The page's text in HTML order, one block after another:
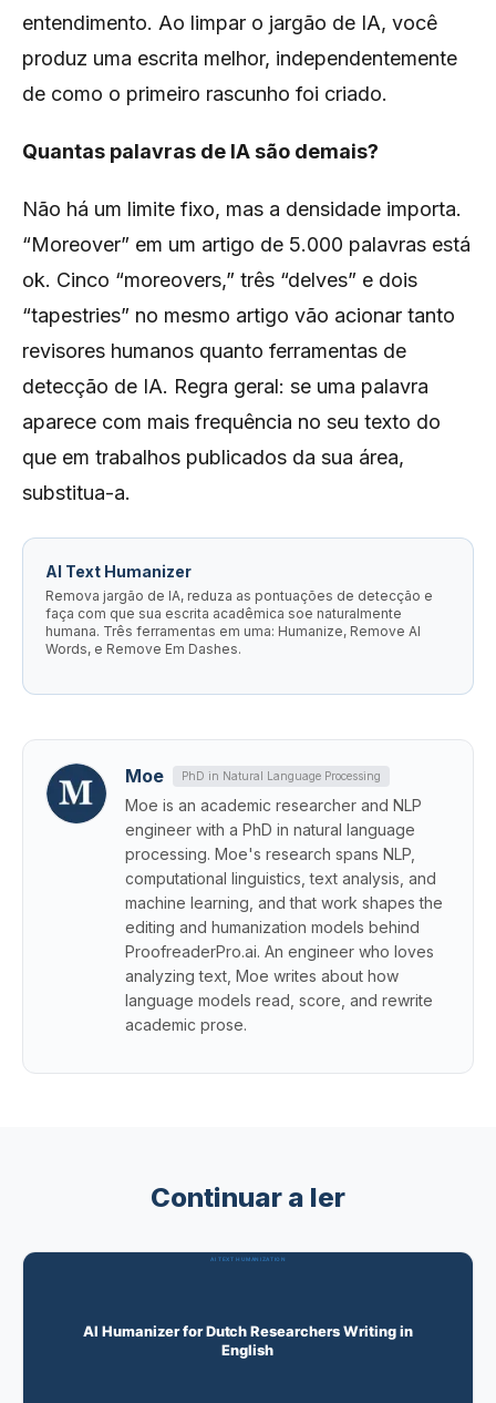
entendimento. Ao limpar o jargão de IA, você
produz uma escrita melhor, independentemente
de como o primeiro rascunho foi criado.
Quantas palavras de IA são demais?
Não há um limite fixo, mas a densidade importa.
“Moreover” em um artigo de 5.000 palavras está
ok. Cinco “moreovers,” três “delves” e dois
“tapestries” no mesmo artigo vão acionar tanto
revisores humanos quanto ferramentas de
detecção de IA. Regra geral: se uma palavra
aparece com mais frequência no seu texto do
que em trabalhos publicados da sua área,
substitua-a.
AI Text Humanizer
Remova jargão de IA, reduza as pontuações de detecção e
faça com que sua escrita acadêmica soe naturalmente
humana. Três ferramentas em uma: Humanize, Remove AI
Words, e Remove Em Dashes.
Moe PhD in Natural Language Processing
Moe is an academic researcher and NLP
engineer with a PhD in natural language
processing. Moe's research spans NLP,
computational linguistics, text analysis, and
machine learning, and that work shapes the
editing and humanization models behind
ProofreaderPro.ai. An engineer who loves
analyzing text, Moe writes about how
language models read, score, and rewrite
academic prose.
Continuar a ler